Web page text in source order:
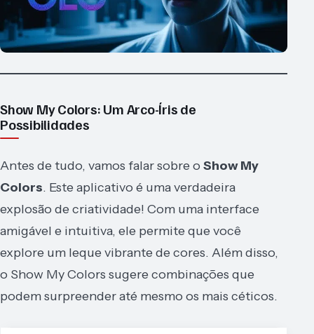
Show My Colors: Um Arco-Íris de
Possibilidades
Antes de tudo, vamos falar sobre o Show My
Colors. Este aplicativo é uma verdadeira
explosão de criatividade! Com uma interface
amigável e intuitiva, ele permite que você
explore um leque vibrante de cores. Além disso,
o Show My Colors sugere combinações que
podem surpreender até mesmo os mais céticos.